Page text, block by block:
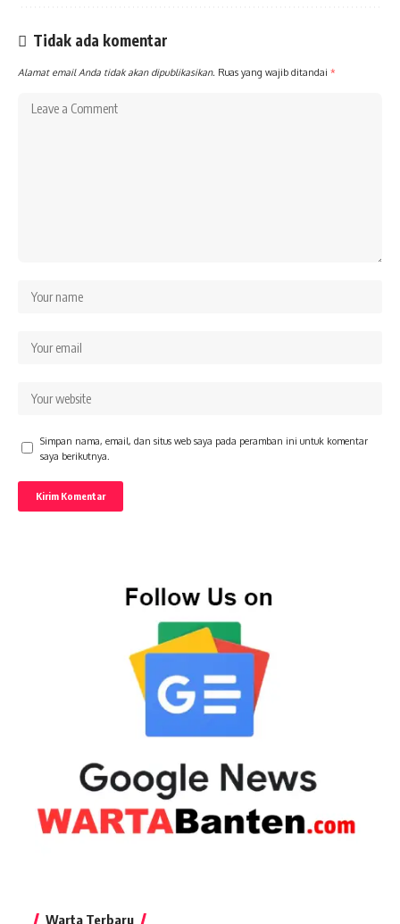
Tidak ada komentar
Alamat email Anda tidak akan dipublikasikan. Ruas yang wajib ditandai *
Simpan nama, email, dan situs web saya pada peramban ini untuk komentar
saya berikutnya.
Warta Terbaru